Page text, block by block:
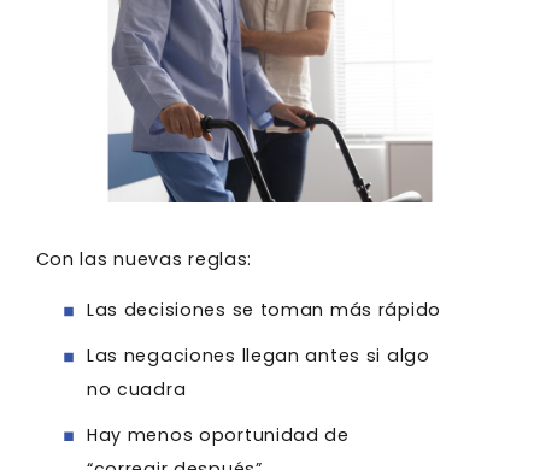
Con las nuevas reglas:
Las decisiones se toman más rápido
Las negaciones llegan antes si algo
no cuadra
Hay menos oportunidad de